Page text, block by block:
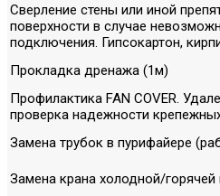
Сверление стены или иной
поверхности в случае
подключения. Гипсокартон,
Прокладка дренажа (1м)
Профилактика FAN COVER.
проверка надежности
Замена трубок в пурифайере
Замена крана холодной/